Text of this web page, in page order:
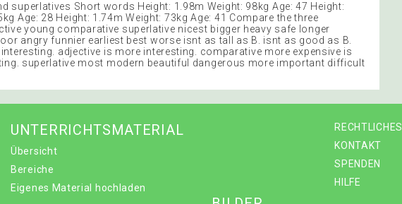
superlatives Short words Height: 1.98m Weight: 98kg Age: 47 Height:
Age: 28 Height: 1.74m Weight: 73kg Age: 41 Compare the three
young comparative superlative nicest bigger heavy safe longer
angry funnier earliest best worse isnt as tall as B. isnt as good as B.
interesting. adjective is more interesting. comparative more expensive is
superlative most modern beautiful dangerous more important difficult
RECHTLICHES
KONTAKT
SPENDEN
HILFE
UNTERRICHTSMATERIAL
Übersicht
Bereiche
Eigenes Material hochladen